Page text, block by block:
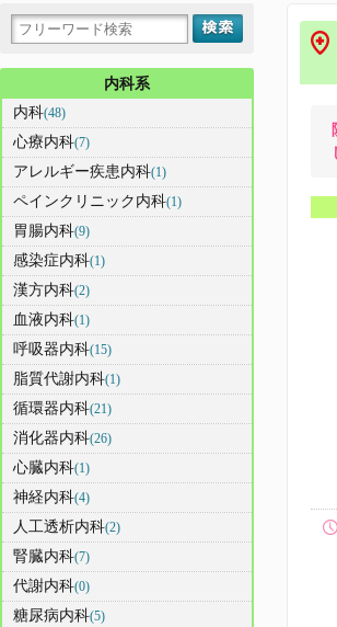
内科系
内科(48)
心療内科(7)
アレルギー疾患内科(1)
ペインクリニック内科(1)
胃腸内科(9)
感染症内科(1)
漢方内科(2)
血液内科(1)
呼吸器内科(15)
脂質代謝内科(1)
循環器内科(21)
消化器内科(26)
心臓内科(1)
神経内科(4)
人工透析内科(2)
腎臓内科(7)
代謝内科(0)
糖尿病内科(5)